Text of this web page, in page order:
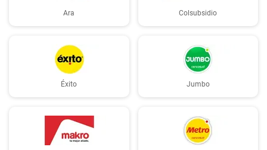
Ara Colsubsidio
Éxito Jumbo